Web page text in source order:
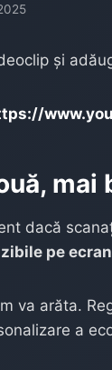
și
dacă
pe
va arăta.
a